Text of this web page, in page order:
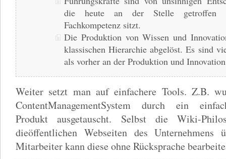
die heute an der Stelle getroffen
Fachkompetenz sitzt.
Die Produktion von Wissen und
klassischen Hierarchie abgelöst. Es sind
als vorher an der Produktion und
Weiter setzt man auf einfachere Tools. Z.B.
ContentManagementSystem durch ein
Produkt ausgetauscht. Selbst die Wiki-
dieöffentlichen Webseiten des Unternehmens
Mitarbeiter kann diese ohne Rücksprache